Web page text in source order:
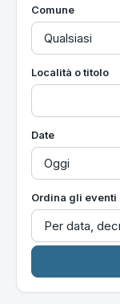
Comune
Località o titolo
Date
Ordina gli eventi